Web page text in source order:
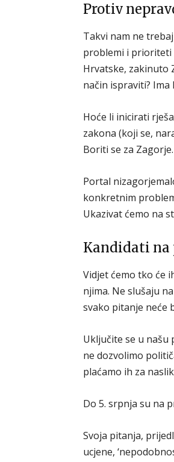
Protiv
Takvi nam ne
problemi i prioriteti
Hrvatske, zakinuto
način ispraviti?
Hoće li inicirati
zakona (koji se,
Boriti se za Zagorje.
Portal
konkretnim
Ukazivat ćemo na
Kandidati na
Vidjet ćemo tko će
njima. Ne slušaju
svako pitanje neće
Uključite se u našu
ne dozvolimo
plaćamo ih za
Do 5. srpnja su na
Svoja pitanja,
ucjene,